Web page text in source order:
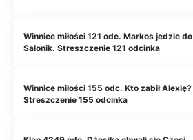
Winnice miłości 121 odc. Markos jedzie do
Salonik. Streszczenie 121 odcinka
Winnice miłości 155 odc. Kto zabił Alexię?
Streszczenie 155 odcinka